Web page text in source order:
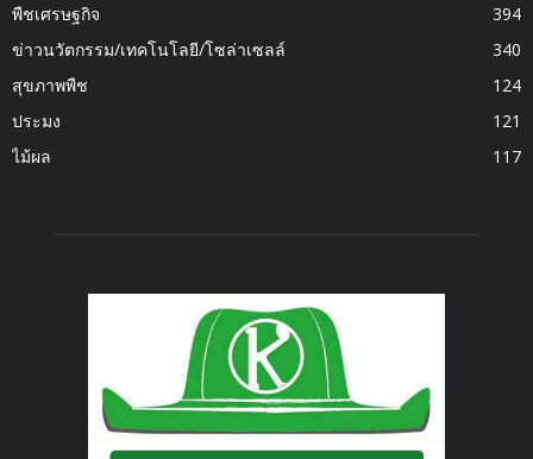
พืชเศรษฐกิจ
394
ข่าวนวัตกรรม/เทคโนโลยี/โซล่าเซลล์
340
สุขภาพพืช
124
ประมง
121
ไม้ผล
117